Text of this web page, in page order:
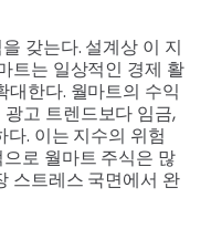
갖는다. 설계상 이 지
트는 일상적인 경제 활
대한다. 월마트의 수익
고 트렌드보다 임금,
. 이는 지수의 위험
로 월마트 주식은 많
스트레스 국면에서 완